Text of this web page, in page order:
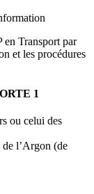
en Transport par
et les procédures
1
ou celui des
de l’Argon (de